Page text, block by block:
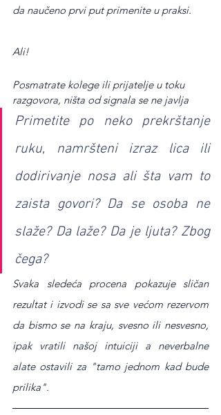
da naučeno prvi put primenite u praksi.
Ali!
Posmatrate kolege ili prijatelje u toku
razgovora, ništa od signala se ne javlja
Primetite po neko prekrštanje
ruku, namršteni izraz lica ili
dodirivanje nosa ali šta vam to
zaista govori? Da se osoba ne
slaže? Da laže? Da je ljuta? Zbog
čega?
Svaka sledeća procena pokazuje sličan
rezultat i izvodi se sa sve većom rezervom
da bismo se na kraju, svesno ili nesvesno,
ipak vratili našoj intuiciji a neverbalne
alate ostavili za "tamo jednom kad bude
prilika".